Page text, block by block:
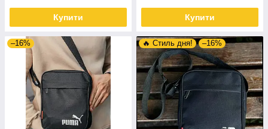
Купити Купити
–16% 🔥 Стиль дня! –16%